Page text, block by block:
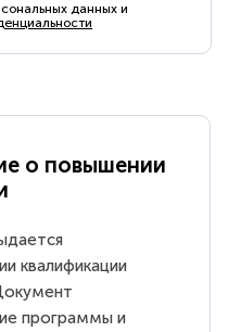
данных и
о повышении
квалификации
программы и